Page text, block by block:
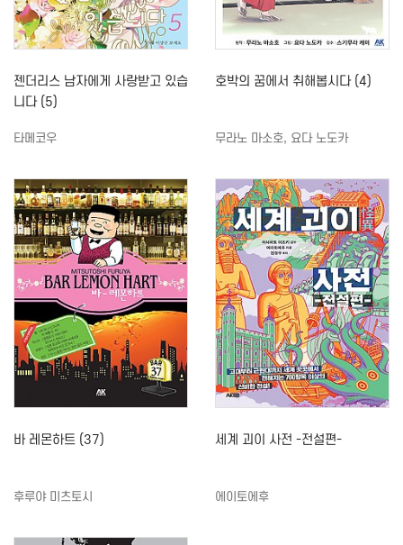
젠더리스 남자에게 사랑받고 있습
니다 (5)
타메코우
호박의 꿈에서 취해봅시다 (4)
무라노 마소호, 요다 노도카
바 레몬하트 (37)
후루야 미츠토시
세계 괴이 사전 -전설편-
에이토에후